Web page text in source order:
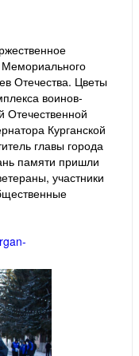
Мемориального
Отечества. Цветы
воинов-
Отечественной
Курганской
главы города
памяти пришли
участники